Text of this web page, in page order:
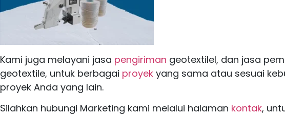
Kami juga melayani jasa pengiriman geotextilel, dan jasa
geotextile, untuk berbagai proyek yang sama atau sesuai
proyek Anda yang lain.
Silahkan hubungi Marketing kami melalui halaman kontak,